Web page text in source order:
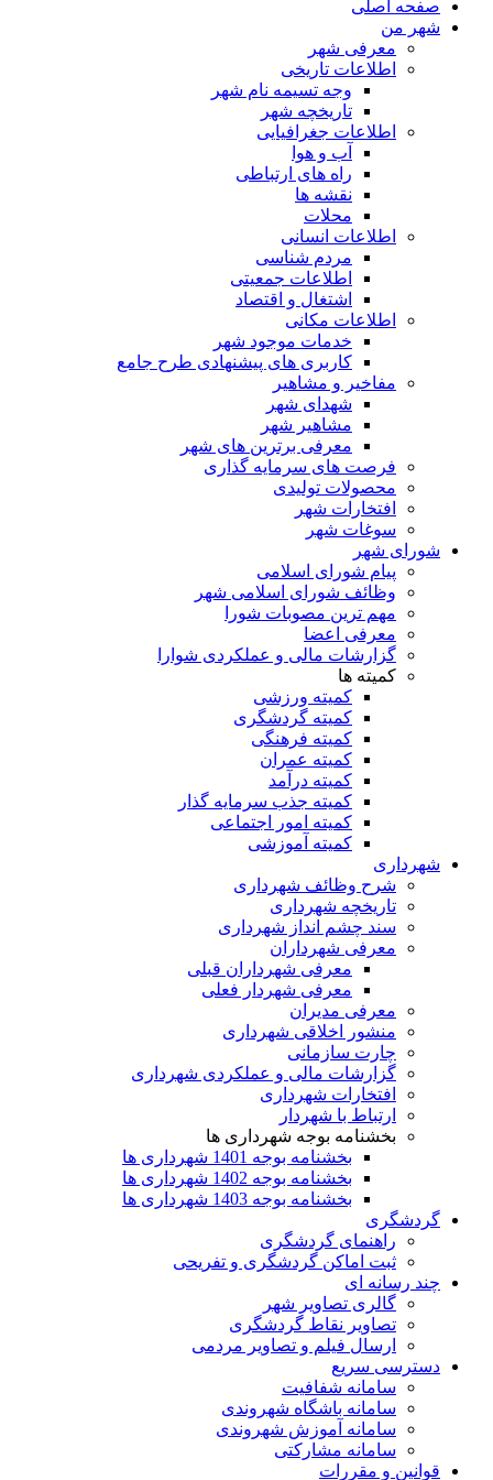
اصلی
من
معرفی شهر
اطلاعات تاریخی
وجه تسیمه نام شهر
تاریخچه شهر
اطلاعات جغرافیایی
آب و هوا
راه های ارتباطی
نقشه ها
محلات
اطلاعات انسانی
مردم شناسی
اطلاعات جمعیتی
اشتغال و اقتصاد
اطلاعات مکانی
خدمات موجود شهر
کاربری های پیشنهادی طرح جامع
مفاخیر و مشاهیر
شهدای شهر
مشاهیر شهر
معرفی برترین های شهر
فرصت های سرمایه گذاری
محصولات تولیدی
افتخارات شهر
سوغات شهر
شهر
پیام شورای اسلامی
وظائف شورای اسلامی شهر
مهم ترین مصوبات شورا
معرفی اعضا
گزارشات مالی و عملکردی شوارا
کمیته ها
کمیته ورزشی
کمیته گردشگری
کمیته فرهنگی
کمیته عمران
کمیته درآمد
کمیته جذب سرمایه گذار
کمیته امور اجتماعی
کمیته آموزشی
شرح وظائف شهرداری
تاریخچه شهرداری
سند چشم انداز شهرداری
معرفی شهرداران
معرفی شهرداران قبلی
معرفی شهردار فعلی
معرفی مدیران
منشور اخلاقی شهرداری
چارت سازمانی
گزارشات مالی و عملکردی شهرداری
افتخارات شهرداری
ارتباط با شهردار
بخشنامه بوجه شهرداری ها
بخشنامه بوجه 1401 شهرداری ها
بخشنامه بوجه 1402 شهرداری ها
بخشنامه بوجه 1403 شهرداری ها
راهنمای گردشگری
ثبت اماکن گردشگری و تفریحی
رسانه ای
گالری تصاویر شهر
تصاویر نقاط گردشگری
ارسال فیلم و تصاویر مردمی
سریع
سامانه شفافیت
سامانه باشگاه شهروندی
سامانه آموزش شهروندی
سامانه مشارکتی
و مقررات